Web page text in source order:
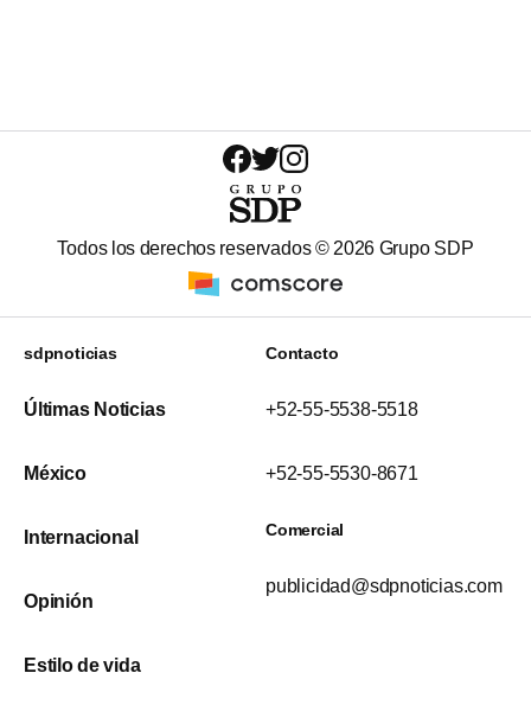
Todos los derechos reservados © 2026 Grupo SDP
sdpnoticias
Últimas Noticias
México
Internacional
Opinión
Estilo de vida
Contacto
+52-55-5538-5518
+52-55-5530-8671
Comercial
publicidad@sdpnoticias.com